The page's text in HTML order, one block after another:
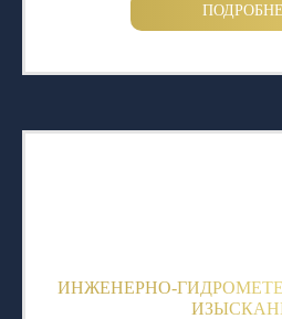
ИНЖЕНЕРНО-